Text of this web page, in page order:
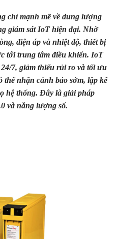
chỉ mạnh mẽ về dung lượng
giám sát IoT hiện đại. Nhờ
điện áp và nhiệt độ, thiết bị
tới trung tâm điều khiển. IoT
7, giảm thiểu rủi ro và tối ưu
thể nhận cảnh báo sớm, lập kế
hệ thống. Đây là giải pháp
và năng lượng số.